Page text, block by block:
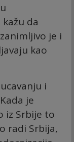
da
je i
kao
i
je
iz Srbije to
radi Srbija,